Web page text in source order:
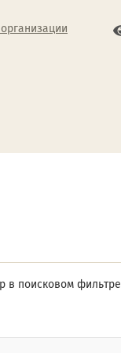
в поисковом